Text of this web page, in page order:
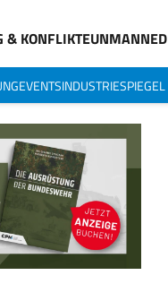
& KONFLIKTEUNMANNED
EVENTSINDUSTRIESPIEGEL